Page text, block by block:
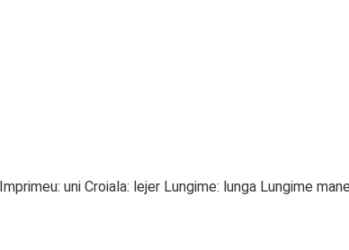
uni Croiala: lejer Lungime: lunga Lungime